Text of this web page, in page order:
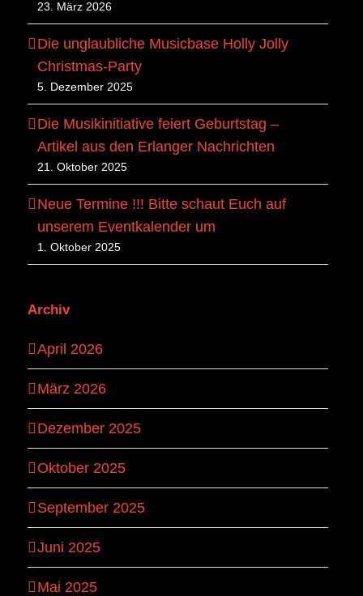
23. März 2026
Die unglaubliche Musicbase Holly Jolly
Christmas-Party
5. Dezember 2025
Die Musikinitiative feiert Geburtstag –
Artikel aus den Erlanger Nachrichten
21. Oktober 2025
Neue Termine !!! Bitte schaut Euch auf
unserem Eventkalender um
1. Oktober 2025
Archiv
April 2026
März 2026
Dezember 2025
Oktober 2025
September 2025
Juni 2025
Mai 2025